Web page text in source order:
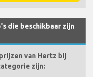
die beschikbaar zijn
van Hertz bij
zijn: